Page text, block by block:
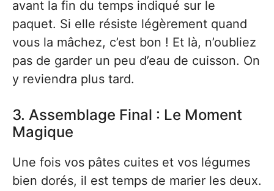
avant la fin du temps indiqué sur le
paquet. Si elle résiste légèrement quand
vous la mâchez, c’est bon ! Et là, n’oubliez
pas de garder un peu d’eau de cuisson. On
y reviendra plus tard.
3. Assemblage Final : Le Moment
Magique
Une fois vos pâtes cuites et vos légumes
bien dorés, il est temps de marier les deux.